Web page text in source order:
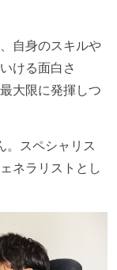
自身のスキルや
ける面白さ
大限に発揮しつ
。スペシャリス
ネラリストとし